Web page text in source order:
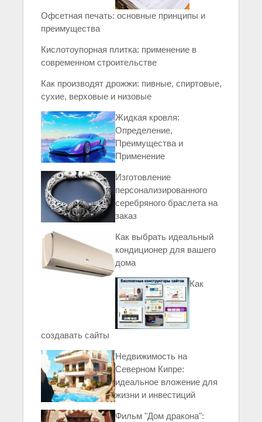
Офсетная печать: основные принципы и
преимущества
Кислотоупорная плитка: применение в
современном строительстве
Как производят дрожжи: пивные, спиртовые,
сухие, верховые и низовые
Жидкая кровля:
Определение,
Преимущества и
Применение
Изготовление
персонализированного
серебряного браслета на
заказ
Как выбрать идеальный
кондиционер для вашего
дома
Как
создавать сайты
Недвижимость на
Северном Кипре:
идеальное вложение для
жизни и инвестиций
Фильм "Дом дракона":